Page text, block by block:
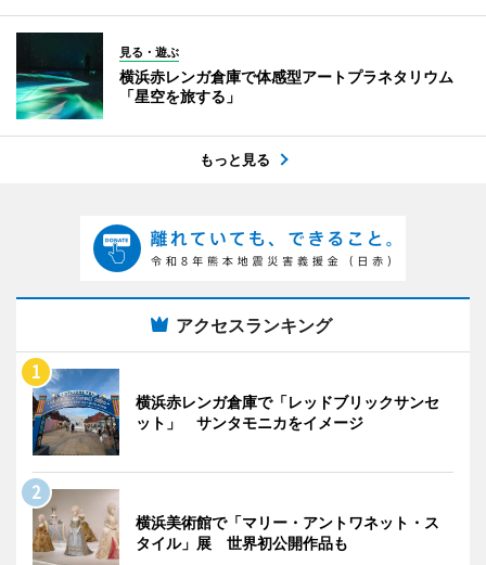
見る・遊ぶ
横浜赤レンガ倉庫で体感型アートプラネタリウム
「星空を旅する」
もっと見る
アクセスランキング
横浜赤レンガ倉庫で「レッドブリックサンセ
ット」 サンタモニカをイメージ
横浜美術館で「マリー・アントワネット・ス
タイル」展 世界初公開作品も